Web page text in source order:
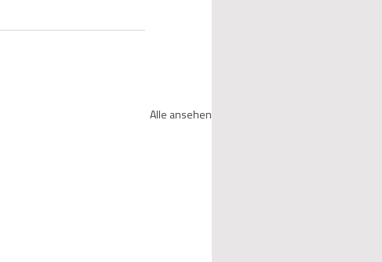
Alle ansehen